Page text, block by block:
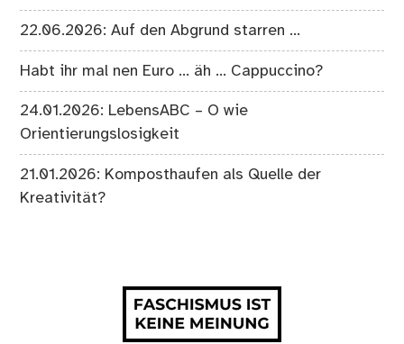
22.06.2026: Auf den Abgrund starren …
Habt ihr mal nen Euro … äh … Cappuccino?
24.01.2026: LebensABC – O wie
Orientierungslosigkeit
21.01.2026: Komposthaufen als Quelle der
Kreativität?